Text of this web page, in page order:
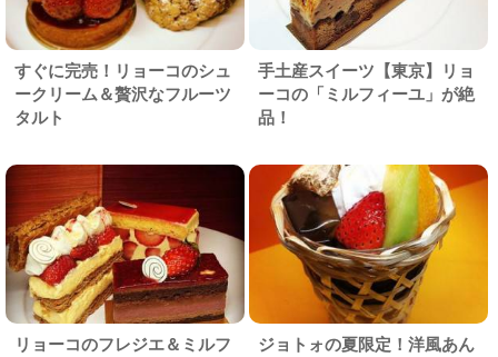
すぐに完売！リョーコのシュ
ークリーム＆贅沢なフルーツ
タルト
手土産スイーツ【東京】リョ
ーコの「ミルフィーユ」が絶
品！
リョーコのフレジエ＆ミルフ
ジョトォの夏限定！洋風あん